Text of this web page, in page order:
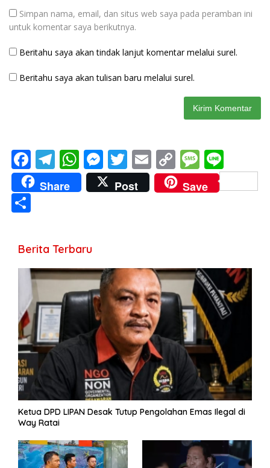
Simpan nama, email, dan situs web saya pada peramban ini
untuk komentar saya berikutnya.
Beritahu saya akan tindak lanjut komentar melalui surel.
Beritahu saya akan tulisan baru melalui surel.
F
ac
e
o
k
T
el
e
m
W
h
at
p
p
M
e
ss
er
T
w
itt
E
m
ai
C
o
p
k
M
e
ss
n
e
Share Post Save
ar
e
Berita Terbaru
Ketua DPD LIPAN Desak Tutup Pengolahan Emas Ilegal di
Way Ratai